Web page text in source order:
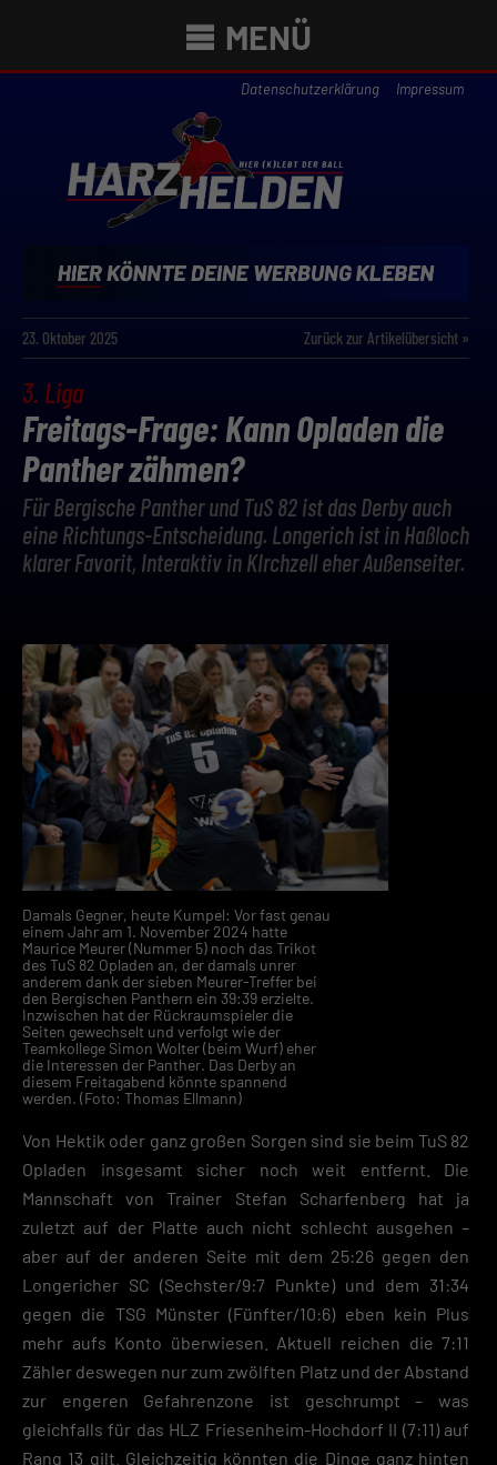
MENÜ
Datenschutzerklärung Impressum
23. Oktober 2025 Zurück zur Artikelübersicht »
3. Liga
Freitags-Frage: Kann Opladen die
Panther zähmen?
Für Bergische Panther und TuS 82 ist das Derby auch
eine Richtungs-Entscheidung. Longerich ist in Haßloch
klarer Favorit, Interaktiv in KIrchzell eher Außenseiter.
Damals Gegner, heute Kumpel: Vor fast genau
einem Jahr am 1. November 2024 hatte
Maurice Meurer (Nummer 5) noch das Trikot
des TuS 82 Opladen an, der damals unrer
anderem dank der sieben Meurer-Treffer bei
den Bergischen Panthern ein 39:39 erzielte.
Inzwischen hat der Rückraumspieler die
Seiten gewechselt und verfolgt wie der
Teamkollege Simon Wolter (beim Wurf) eher
die Interessen der Panther. Das Derby an
diesem Freitagabend könnte spannend
werden. (Foto: Thomas Ellmann)
Von Hektik oder ganz großen Sorgen sind sie beim TuS 82
Opladen insgesamt sicher noch weit entfernt. Die
Mannschaft von Trainer Stefan Scharfenberg hat ja
zuletzt auf der Platte auch nicht schlecht ausgehen –
aber auf der anderen Seite mit dem 25:26 gegen den
Longericher SC (Sechster/9:7 Punkte) und dem 31:34
gegen die TSG Münster (Fünfter/10:6) eben kein Plus
mehr aufs Konto überwiesen. Aktuell reichen die 7:11
Zähler deswegen nur zum zwölften Platz und der Abstand
zur engeren Gefahrenzone ist geschrumpt – was
gleichfalls für das HLZ Friesenheim-Hochdorf II (7:11) auf
Rang 13 gilt. Gleichzeitig könnten die Dinge ganz hinten